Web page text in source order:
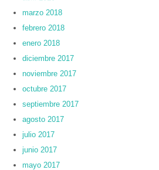
marzo 2018
febrero 2018
enero 2018
diciembre 2017
noviembre 2017
octubre 2017
septiembre 2017
agosto 2017
julio 2017
junio 2017
mayo 2017